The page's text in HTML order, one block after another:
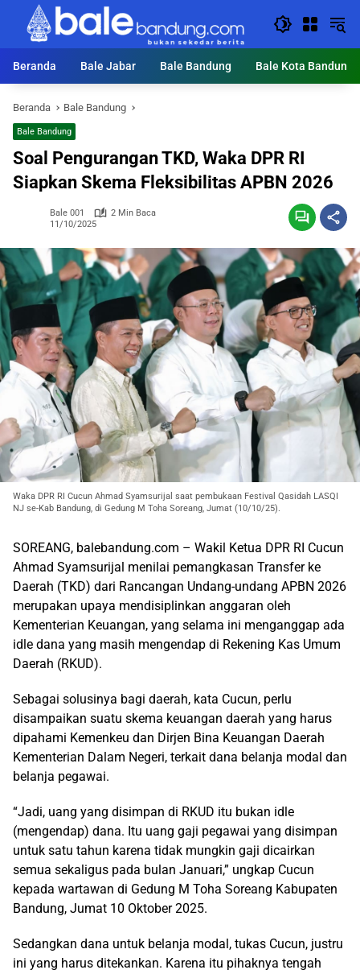
Langsung
konten
Beranda
Bale Jabar Bale Bandung Bale Kota Bandung
Beranda Bale Bandung
Bale Bandung
Soal Pengurangan TKD, Waka DPR RI
Siapkan Skema Fleksibilitas APBN 2026
Bale 001
2 Min Baca
11/10/2025
Waka DPR RI Cucun Ahmad Syamsurijal saat pembukaan Festival Qasidah LASQI
NJ se-Kab Bandung, di Gedung M Toha Soreang, Jumat (10/10/25).
SOREANG, balebandung.com – Wakil Ketua DPR RI Cucun
Ahmad Syamsurijal menilai pemangkasan Transfer ke
Daerah (TKD) dari Rancangan Undang-undang APBN 2026
merupakan upaya mendisiplinkan anggaran oleh
Kementerian Keuangan, yang selama ini menganggap ada
idle dana yang masih mengendap di Rekening Kas Umum
Daerah (RKUD).
Sebagai solusinya bagi daerah, kata Cucun, perlu
disampaikan suatu skema keuangan daerah yang harus
dipahami Kemenkeu dan Dirjen Bina Keuangan Daerah
Kementerian Dalam Negeri, terkait dana belanja modal dan
belanja pegawai.
“Jadi, uang yang disimpan di RKUD itu bukan idle
(mengendap) dana. Itu uang gaji pegawai yang disimpan
untuk satu tahun karena tidak mungkin gaji dicairkan
semua sekaligus pada bulan Januari,” ungkap Cucun
kepada wartawan di Gedung M Toha Soreang Kabupaten
Bandung, Jumat 10 Oktober 2025.
Sedangkan dana untuk belanja modal, tukas Cucun, justru
ini yang harus ditekankan. Karena itu pihaknya tengah